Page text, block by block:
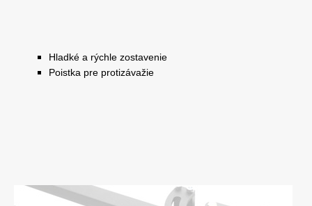
Hladké a rýchle zostavenie
Poistka pre protizávažie